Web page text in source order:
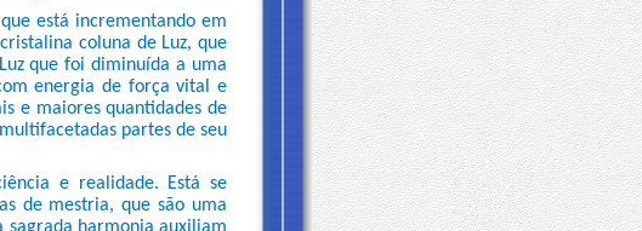
está incrementando em
coluna de Luz, que
que foi diminuída a uma
energia de força vital e
e maiores quantidades de
partes de seu
e realidade. Está se
de mestria, que são uma
sagrada harmonia auxiliam